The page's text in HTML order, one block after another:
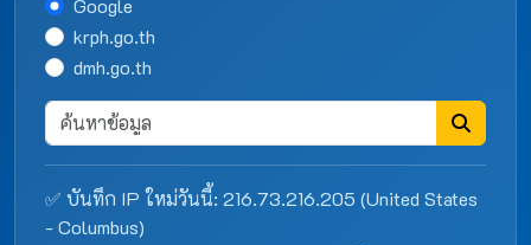
Google
krph.go.th
dmh.go.th
✅ บันทึก IP ใหม่วันนี้: 216.73.216.205 (United States
- Columbus)